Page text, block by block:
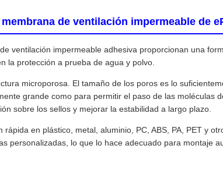
de ventilación impermeable de
ventilación impermeable adhesiva proporcionan una
la protección a prueba de agua y polvo.
microporosa. El tamaño de los poros es lo
grande como para permitir el paso de las moléculas
sobre los sellos y mejorar la estabilidad a largo plazo.
en plástico, metal, aluminio, PC, ABS, PA, PET y
personalizadas, lo que lo hace adecuado para montaje